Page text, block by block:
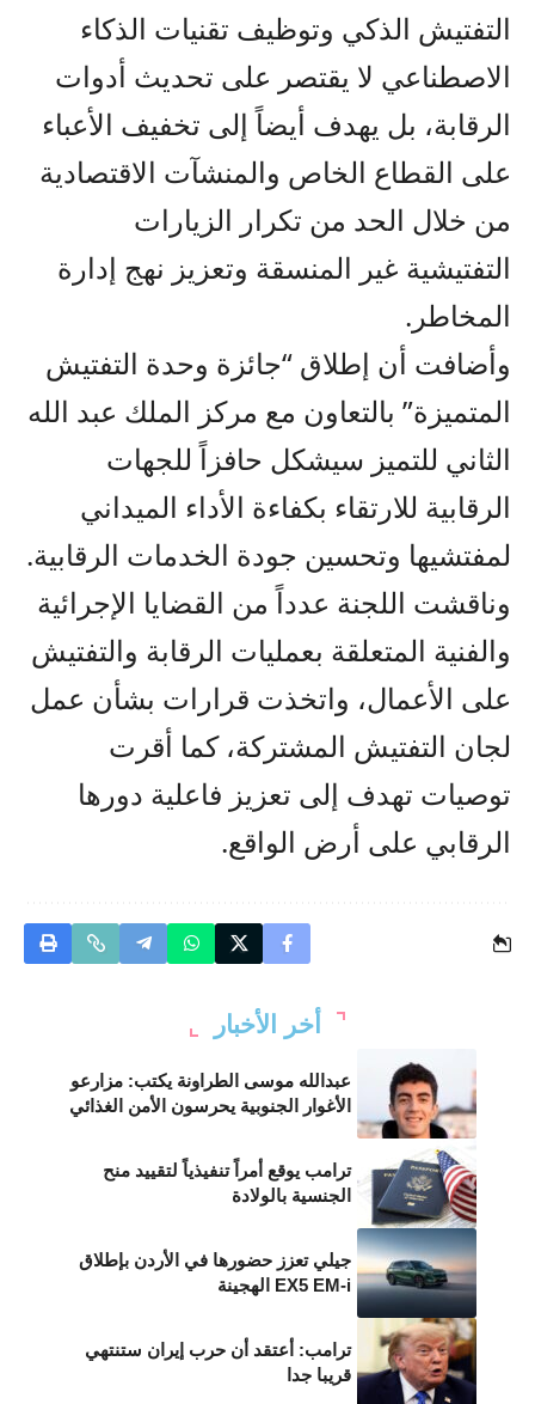
التفتيش الذكي وتوظيف تقنيات الذكاء
الاصطناعي لا يقتصر على تحديث أدوات
الرقابة، بل يهدف أيضاً إلى تخفيف الأعباء
على القطاع الخاص والمنشآت الاقتصادية
من خلال الحد من تكرار الزيارات
التفتيشية غير المنسقة وتعزيز نهج إدارة
المخاطر.
وأضافت أن إطلاق “جائزة وحدة التفتيش
المتميزة” بالتعاون مع مركز الملك عبد الله
الثاني للتميز سيشكل حافزاً للجهات
الرقابية للارتقاء بكفاءة الأداء الميداني
لمفتشيها وتحسين جودة الخدمات الرقابية.
وناقشت اللجنة عدداً من القضايا الإجرائية
والفنية المتعلقة بعمليات الرقابة والتفتيش
على الأعمال، واتخذت قرارات بشأن عمل
لجان التفتيش المشتركة، كما أقرت
توصيات تهدف إلى تعزيز فاعلية دورها
الرقابي على أرض الواقع.
أخر الأخبار
عبدالله موسى الطراونة يكتب: مزارعو
الأغوار الجنوبية يحرسون الأمن الغذائي
ترامب يوقع أمراً تنفيذياً لتقييد منح
الجنسية بالولادة
جيلي تعزز حضورها في الأردن بإطلاق
EX5 EM-i الهجينة
ترامب: أعتقد أن حرب إيران ستنتهي
قريبا جدا